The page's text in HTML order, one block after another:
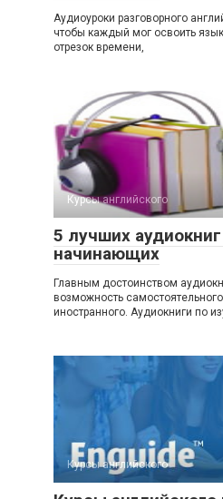
Аудиоуроки разговорного
чтобы каждый мог освоить
отрезок времени,
Курсы английского
5 лучших
начинающих
Главным достоинством
возможность
иностранного. Аудиокниги по
Курсы английского